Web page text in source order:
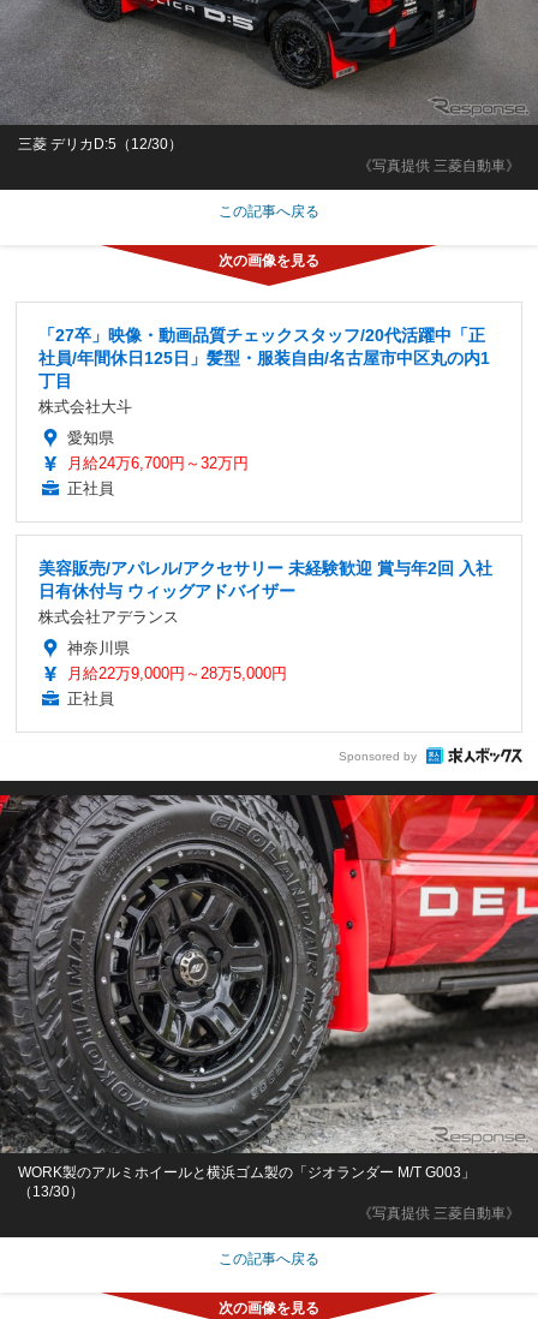
《写真提供 三菱自動車》
三菱 デリカD:5（12/30）
この記事へ戻る
「27卒」映像・動画品質チェックスタッフ/20代活躍中「正
社員/年間休日125日」髪型・服装自由/名古屋市中区丸の内1
丁目
株式会社大斗
愛知県
月給24万6,700円～32万円
正社員
美容販売/アパレル/アクセサリー 未経験歓迎 賞与年2回 入社
日有休付与 ウィッグアドバイザー
株式会社アデランス
神奈川県
月給22万9,000円～28万5,000円
正社員
Sponsored by
《写真提供 三菱自動車》
WORK製のアルミホイールと横浜ゴム製の「ジオランダー M/T G003」
（13/30）
この記事へ戻る